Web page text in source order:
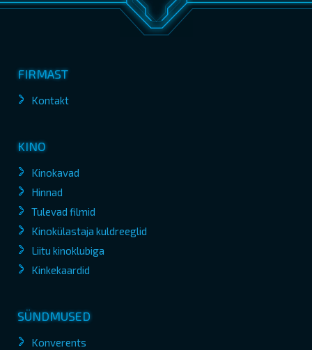
FIRMAST
Kontakt
KINO
Kinokavad
Hinnad
Tulevad filmid
Kinokülastaja kuldreeglid
Liitu kinoklubiga
Kinkekaardid
SÜNDMUSED
Konverents